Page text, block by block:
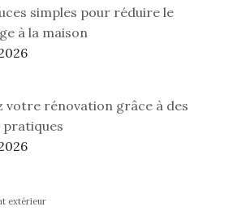
simples pour réduire le
à la maison
votre rénovation grâce à des
pratiques
extérieur